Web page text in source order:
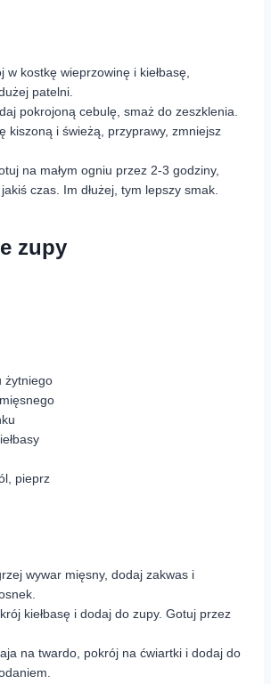
w kostkę wieprzowinę i kiełbasę,
patelni.
pokrojoną cebulę, smaż do zeszklenia.
kiszoną i świeżą, przyprawy, zmniejsz
na małym ogniu przez 2-3 godziny,
czas. Im dłużej, tym lepszy smak.
zupy
żytniego
pieprz
wywar mięsny, dodaj zakwas i
kiełbasę i dodaj do zupy. Gotuj przez
na twardo, pokrój na ćwiartki i dodaj do